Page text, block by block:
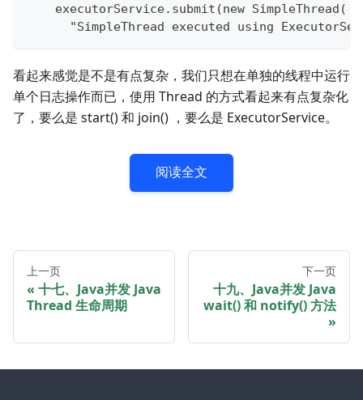
    executorService.submit(new SimpleThread(
"SimpleThread executed using
看起来感觉是不是有点复杂，我们只想在单独的线程中运行
单个日志操作而已，使用 Thread 的方式看起来有点复杂化
了，要么是 start() 和 join() ，要么是 ExecutorService。
阅读全文
上一页
十七、Java并发 Java
Thread 生命周期
下一页
十九、Java并发 Java
wait() 和 notify() 方法